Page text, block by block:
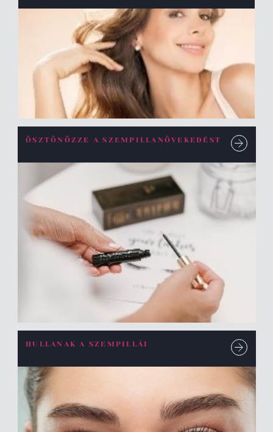
ÖSZTÖNÖZZE A SZEMPILLANÖVEKEDÉST
HULLANAK A SZEMPILLÁI